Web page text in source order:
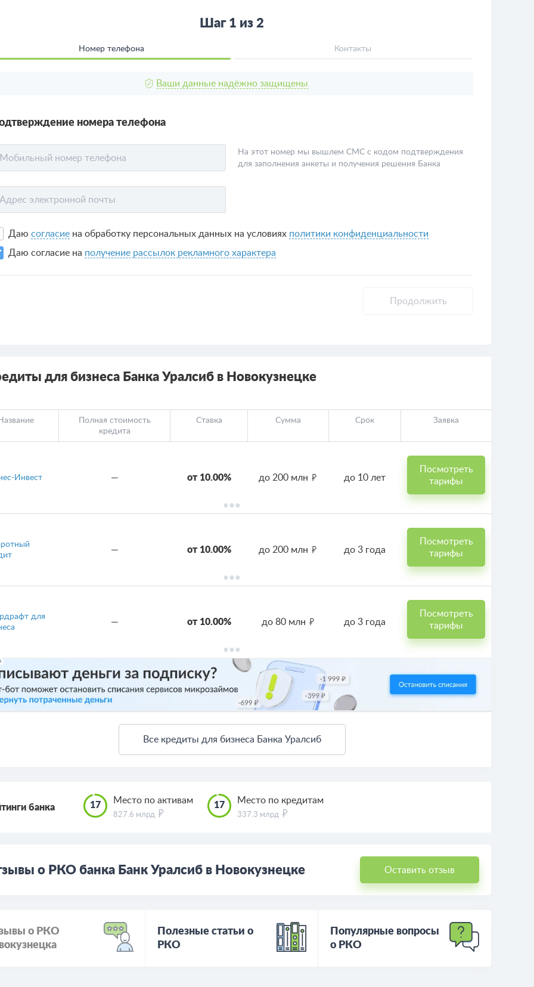
Шаг 1 из 2
Номер телефона Контакты
Ваши данные надёжно защищены
номера телефона
Мобильный номер телефона
На этот номер мы вышлем СМС с кодом подтверждения
для заполнения анкеты и получения решения Банка
Адрес электронной почты
Даю согласие на обработку персональных данных на условиях политики конфиденциальности
Даю согласие на получение рассылок рекламного характера
Продолжить
для бизнеса Банка Уралсиб в Новокузнецке
Полная стоимость
кредита
Ставка Сумма Срок Заявка
Инвест — от 10.00% до 200 млн до 10 лет
Посмотреть
тарифы
— от 10.00% до 200 млн до 3 года
Посмотреть
тарифы
для
— от 10.00% до 80 млн до 3 года
Посмотреть
тарифы
Все кредиты для бизнеса Банка Уралсиб
банка 17 Место по активам
827.6 млрд
17 Место по кредитам
337.3 млрд
о РКО банка Банк Уралсиб в Новокузнецке Оставить отзыв
о РКО
Полезные статьи о
РКО
Популярные вопросы
о РКО